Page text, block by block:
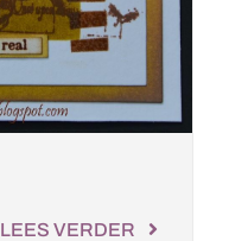
LEES VERDER